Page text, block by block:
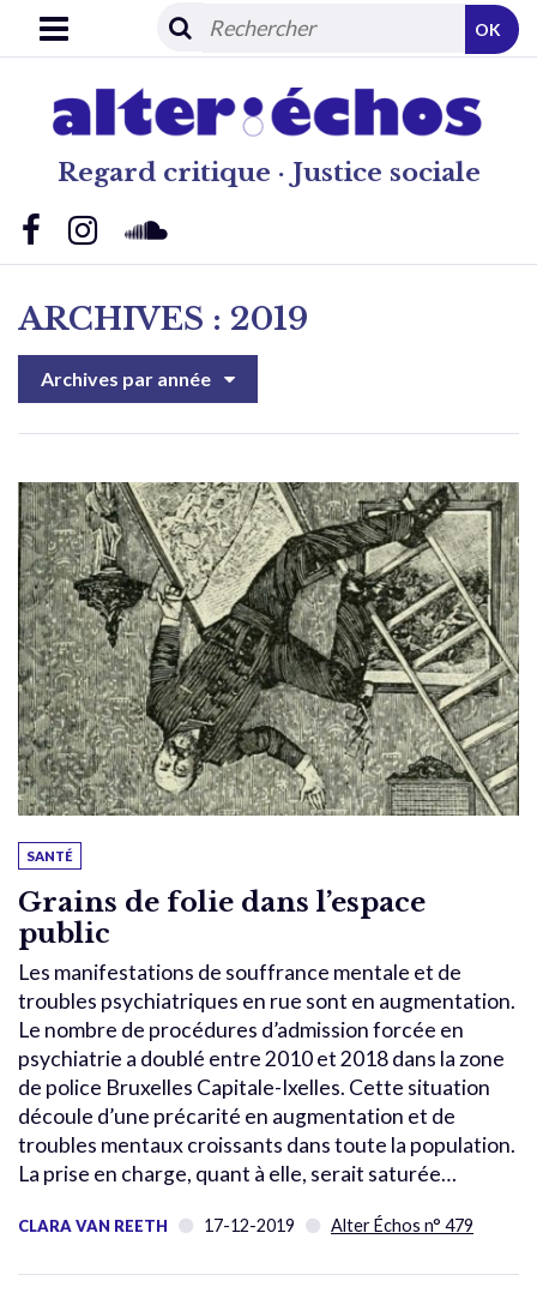
Regard critique · Justice sociale
OK
ARCHIVES : 2019
Archives par année
SANTÉ
Grains de folie dans l’espace
public
Les manifestations de souffrance mentale et de
troubles psychiatriques en rue sont en augmentation.
Le nombre de procédures d’admission forcée en
psychiatrie a doublé entre 2010 et 2018 dans la zone
de police Bruxelles Capitale-Ixelles. Cette situation
découle d’une précarité en augmentation et de
troubles mentaux croissants dans toute la population.
La prise en charge, quant à elle, serait saturée…
CLARA VAN REETH 17-12-2019 Alter Échos n° 479